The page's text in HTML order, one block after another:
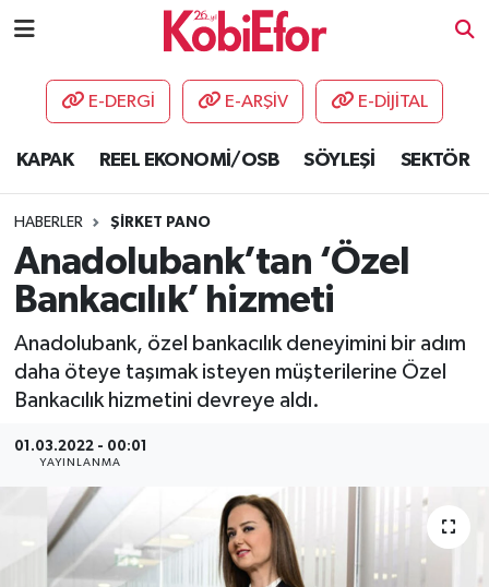
E-DERGİ E-ARŞİV E-DİJİTAL
KAPAK REEL EKONOMİ/OSB SÖYLEŞİ SEKTÖR
HABERLER ŞİRKET PANO
Anadolubank’tan ‘Özel
Bankacılık’ hizmeti
Anadolubank, özel bankacılık deneyimini bir adım
daha öteye taşımak isteyen müşterilerine Özel
Bankacılık hizmetini devreye aldı.
01.03.2022 - 00:01
YAYINLANMA
AKADEMİ
DESTEK-TEŞVİK
ETKİNLİK
GÜNCEL
HABERLER
OSB
SEKTÖR
ŞİRKET PANO